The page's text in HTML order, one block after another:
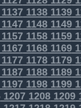
11381139
11481149
11581159
11681169
11781179
11881189
11981199
120712081209